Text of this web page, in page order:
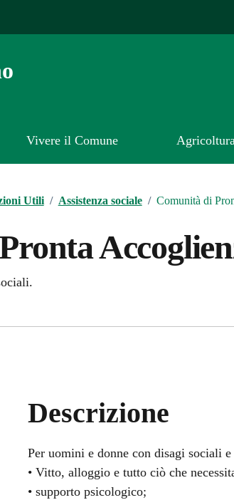
Vivere il Comune
Utili / Assistenza sociale / Comunità di
Descrizione
Per uomini e donne con disagi sociali
• Vitto, alloggio e tutto ciò che
• supporto psicologico;